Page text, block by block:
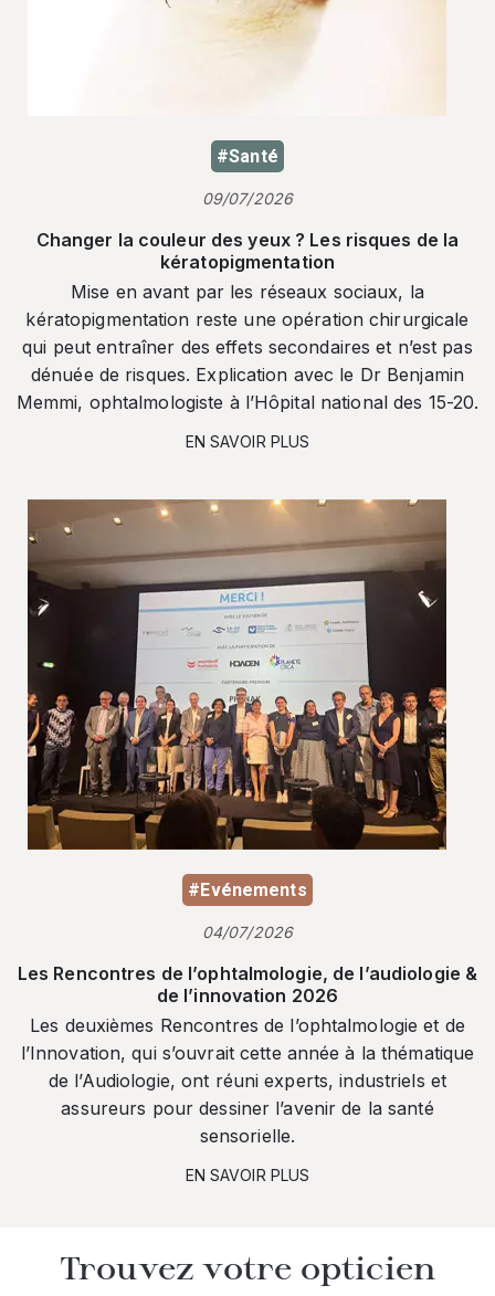
#Santé
09/07/2026
Changer la couleur des yeux ? Les risques de la
kératopigmentation
Mise en avant par les réseaux sociaux, la
kératopigmentation reste une opération chirurgicale
qui peut entraîner des effets secondaires et n’est pas
dénuée de risques. Explication avec le Dr Benjamin
Memmi, ophtalmologiste à l’Hôpital national des 15-20.
EN SAVOIR PLUS
#Evénements
04/07/2026
Les Rencontres de l’ophtalmologie, de l’audiologie &
de l’innovation 2026
Les deuxièmes Rencontres de l’ophtalmologie et de
l’Innovation, qui s’ouvrait cette année à la thématique
de l’Audiologie, ont réuni experts, industriels et
assureurs pour dessiner l’avenir de la santé
sensorielle.
EN SAVOIR PLUS
Trouvez votre opticien